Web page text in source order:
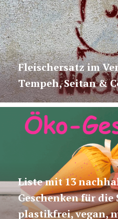
Fleischersatz im
Tempeh, Seitan &
Liste mit 13
Geschenken für die
plastikfrei, vegan,